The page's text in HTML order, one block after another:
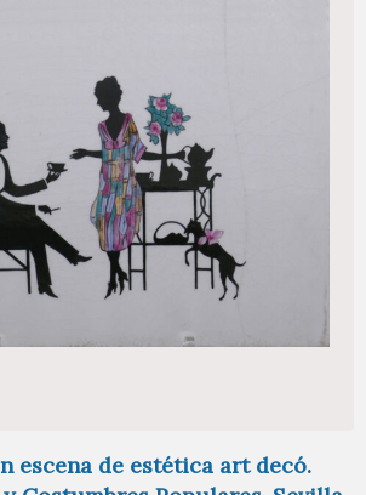
escena de estética art decó.